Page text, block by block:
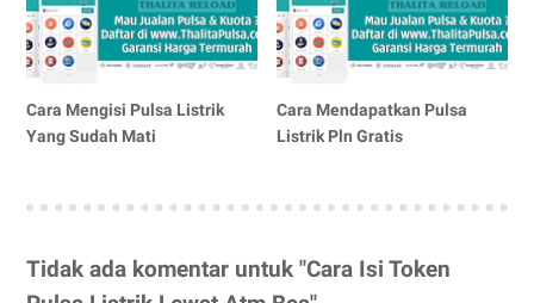
Cara Mengisi Pulsa Listrik
Yang Sudah Mati
Cara Mendapatkan Pulsa
Listrik Pln Gratis
Tidak ada komentar untuk "Cara Isi Token